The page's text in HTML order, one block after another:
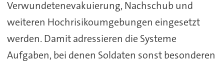
Verwundetenevakuierung, Nachschub und
weiteren Hochrisikoumgebungen eingesetzt
werden. Damit adressieren die Systeme
Aufgaben, bei denen Soldaten sonst besonderen